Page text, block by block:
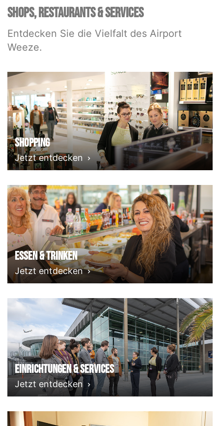
SHOPS, RESTAURANTS & SERVICES
Entdecken Sie die Vielfalt des Airport
Weeze.
Shopping
Jetzt entdecken
Essen & Trinken
Jetzt entdecken
Einrichtungen & Services
Jetzt entdecken